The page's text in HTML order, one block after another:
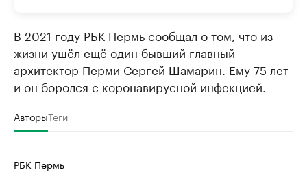
В 2021 году РБК Пермьсообщал о том, что из
жизни ушёл ещё один бывший главный
архитектор Перми Сергей Шамарин. Ему 75 лет
и он боролся с коронавирусной инфекцией.
АвторыТеги
РБК Пермь